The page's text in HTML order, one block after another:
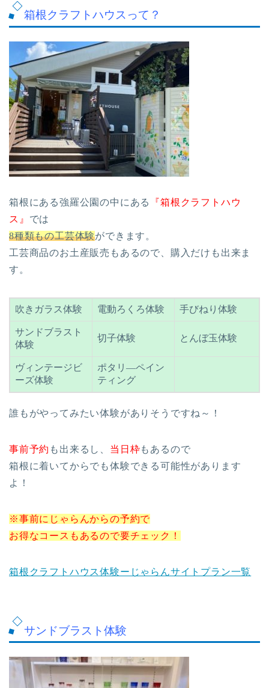
箱根クラフトハウスって？
箱根にある強羅公園の中にある
『箱根クラフトハウ
ス』 では
8種類もの工芸体験ができます。
工芸商品のお土産販売もあるので、購入だけも出来ま
す。
吹きガラス体験 電動ろくろ体験 手びねり体験
サンドブラスト
体験
切子体験 とんぼ玉体験
ヴィンテージビ
ーズ体験
ポタリ―ペイン
ティング
誰もがやってみたい体験がありそうですね～！
事前予約 も出来るし、 当日枠もあるので
箱根に着いてからでも体験できる可能性があります
よ！
※事前にじゃらんからの予約で
お得なコースもあるので要チェック！
箱根クラフトハウス体験ーじゃらんサイトプラン一覧
サンドブラスト体験